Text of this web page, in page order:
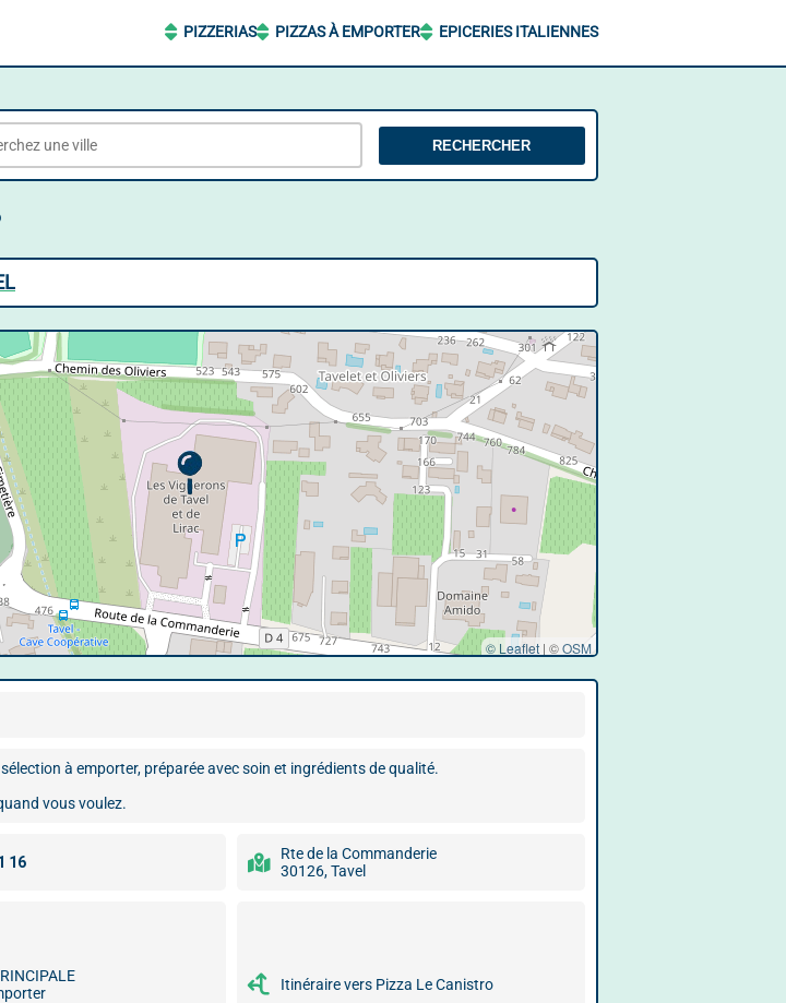
PIZZERIAS PIZZAS À EMPORTER EPICERIES ITALIENNES
RECHERCHER
© Leaflet | ©OSM
à emporter, préparée avec soin et ingrédients de qualité.
vous voulez.
Rte de la Commanderie
30126, Tavel
Itinéraire vers Pizza Le Canistro